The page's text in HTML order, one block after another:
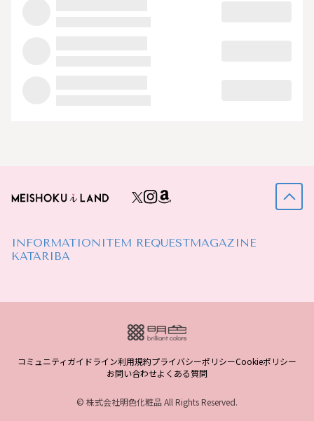
INFORMATION ITEM REQUESTMAGAZINE
KATARIBA
コミュニティガイドライン利用規約プライバシーポリシーCookieポリシー
お問い合わせよくある質問
© 株式会社明色化粧品 All Rights Reserved.